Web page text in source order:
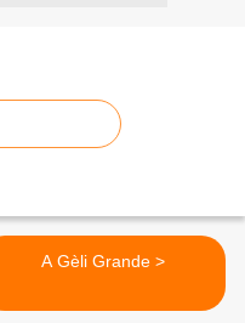
A Gèli Grande >